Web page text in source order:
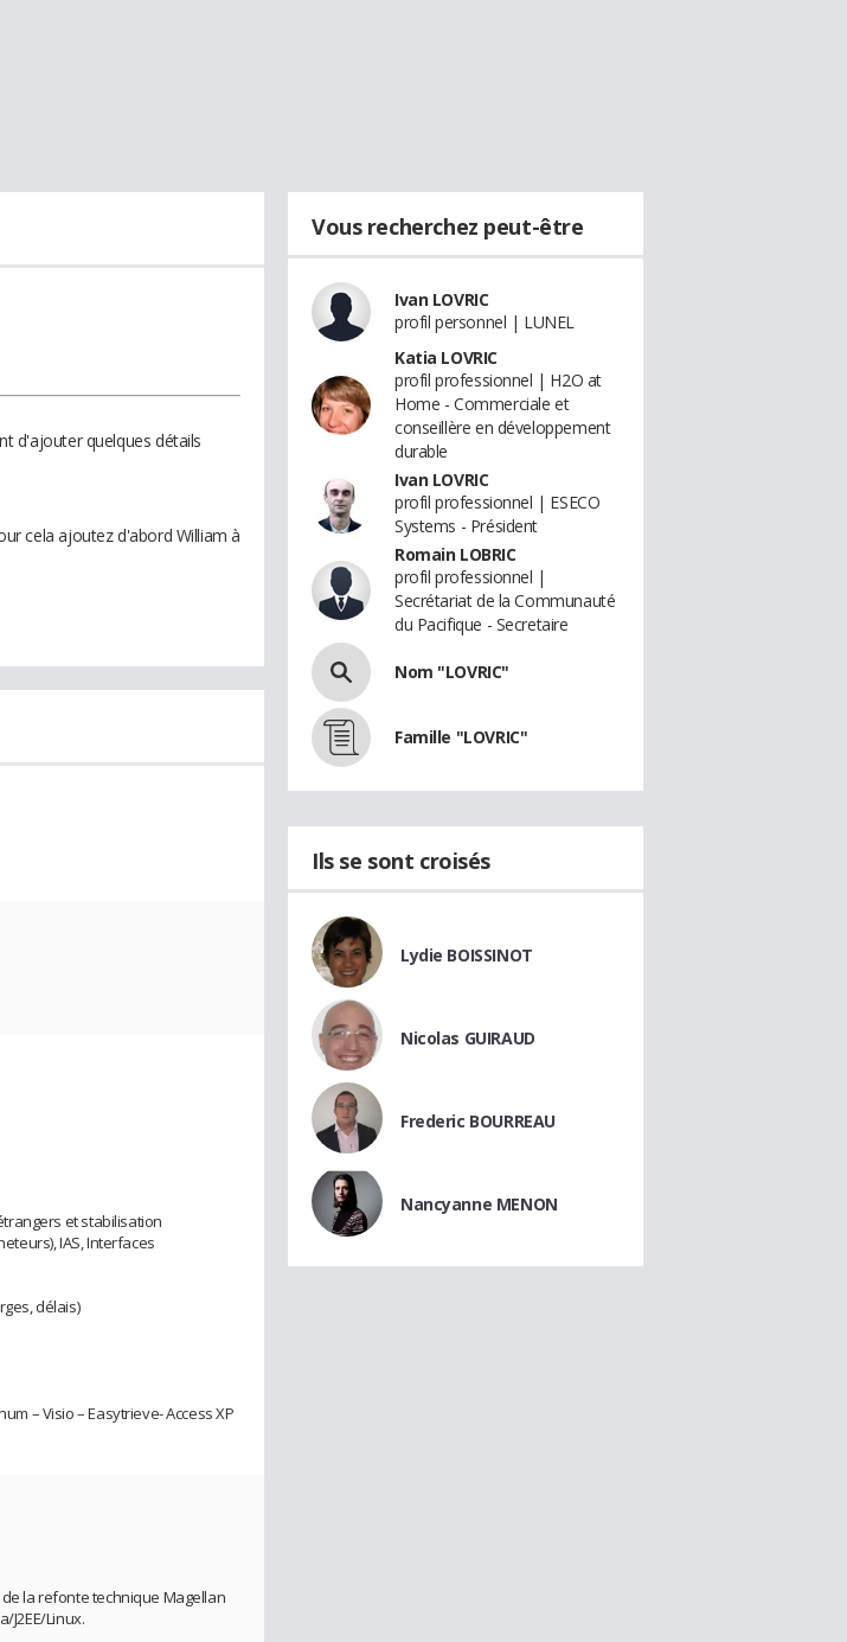
d'ajouter quelques détails
cela ajoutez d'abord William à
et stabilisation
IAS, Interfaces
délais)
– Visio – Easytrieve- Access XP
la refonte technique Magellan
Linux.
Vous recherchez peut-être
Ivan LOVRIC
profil personnel | LUNEL
Katia LOVRIC
profil professionnel | H2O at
Home - Commerciale et
conseillère en développement
durable
Ivan LOVRIC
profil professionnel | ESECO
Systems - Président
Romain LOBRIC
profil professionnel |
Secrétariat de la Communauté
du Pacifique - Secretaire
Nom "LOVRIC"
Famille "LOVRIC"
Ils se sont croisés
Lydie BOISSINOT
Nicolas GUIRAUD
Frederic BOURREAU
Nancyanne MENON